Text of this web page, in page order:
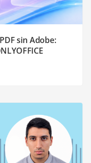
sin Adobe: